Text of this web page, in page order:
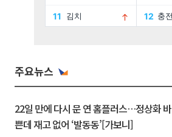
주요뉴스
22일 만에 다시 문 연 홈플러스…정상화 바
쁜데 재고 없어 ‘발동동’[가보니]